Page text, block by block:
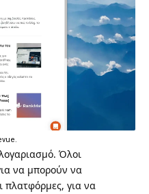
Όλοι
να μπορούν να
πλατφόρμες, για να